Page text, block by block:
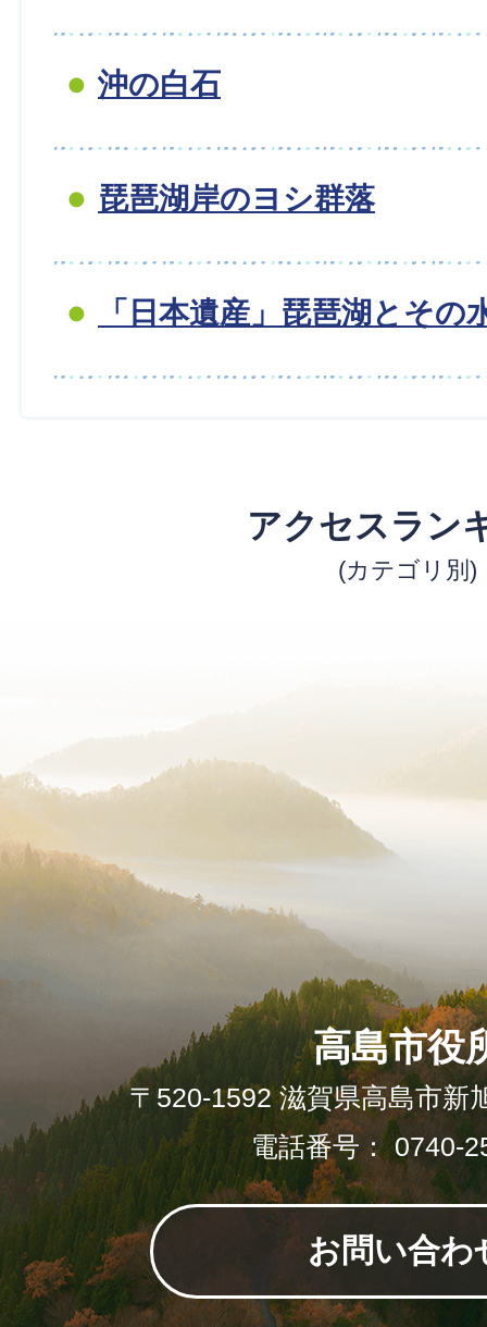
沖の白石
琵琶湖岸のヨシ群落
「日本遺産」琵琶湖とその
アクセスラン
(カテゴリ別)
高島市役
〒520-1592 滋賀県高島市新
電話番号： 0740-
お問い合わ